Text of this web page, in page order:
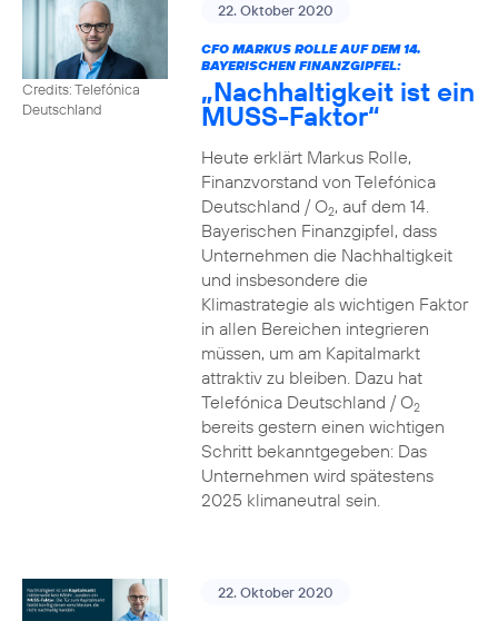
Credits: Telefónica
Deutschland
22. Oktober 2020
CFO MARKUS ROLLE AUF DEM 14.
BAYERISCHEN FINANZGIPFEL:
„Nachhaltigkeit ist ein
MUSS-Faktor“
Heute erklärt Markus Rolle,
Finanzvorstand von Telefónica
Deutschland / O2, auf dem 14.
Bayerischen Finanzgipfel, dass
Unternehmen die Nachhaltigkeit
und insbesondere die
Klimastrategie als wichtigen Faktor
in allen Bereichen integrieren
müssen, um am Kapitalmarkt
attraktiv zu bleiben. Dazu hat
Telefónica Deutschland / O2
bereits gestern einen wichtigen
Schritt bekanntgegeben: Das
Unternehmen wird spätestens
2025 klimaneutral sein.
22. Oktober 2020